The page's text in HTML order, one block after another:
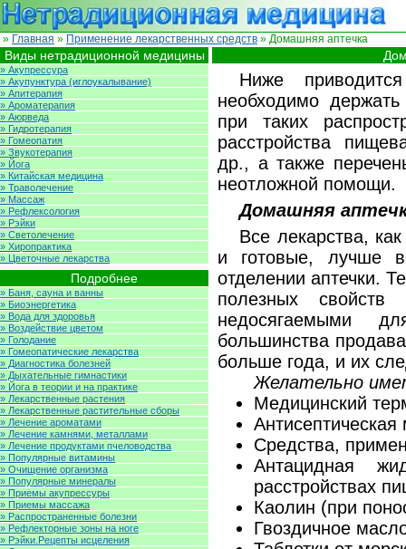
» Главная » Применение лекарственных средств » Домашняя аптечка
Ниже
необходимо
при таких
расстройства
др., а также
неотложной помощи.
Домашняя
Все лекарства,
и готовые, лучше
отделении аптечки.
полезных
недосягаемыми
большинства
больше года, и их
Желательно
Медицинский
Средства,
Антацидная
расстройствах
Каолин (при
Гвоздичное
Виды нетрадиционной медицины
» Акупрессура
» Акупунктура (иглоукалывание)
» Апитерапия
» Ароматерапия
» Аюрведа
» Гидротерапия
» Гомеопатия
» Звукотерапия
» Йога
» Китайская медицина
» Траволечение
» Массаж
» Рефлексология
» Рэйки
» Светолечение
» Хиропрактика
» Цветочные лекарства
Подробнее
» Баня, сауна и ванны
» Биоэнергетика
» Вода для здоровья
» Воздействие цветом
» Голодание
» Гомеопатические лекарства
» Диагностика болезней
» Дыхательные гимнастики
» Йога в теории и на практике
» Лекарственные растения
» Лекарственные растительные сборы
» Лечение ароматами
» Лечение камнями, металлами
» Лечение продуктами пчеловодства
» Популярные витамины
» Очищение организма
» Популярные минералы
» Приемы акупрессуры
» Приемы массажа
» Распространенные болезни
» Рефлекторные зоны на ноге
» Рэйки.Рецепты исцеления